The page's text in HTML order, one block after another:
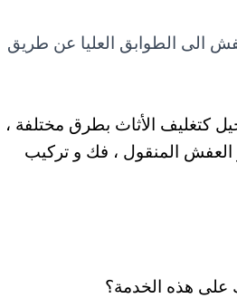
الى الطوابق العليا عن طريق
كتغليف الأثاث بطرق مختلفة ،
العفش المنقول ، فك و تركيب
على هذه الخدمة؟